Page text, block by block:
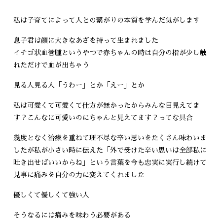
私は子育てによって人との繋がりの本質を学んだ気がします
息子君は顔に大きなあざを持って生まれました
イチゴ状血管腫というやつで赤ちゃんの時は自分の指が少し触
れただけで血が出ちゃう
見る人見る人「うわー」とか「えー」とか
私は可愛くて可愛くて仕方が無かったからみんな目見えてま
す？こんなに可愛いのにちゃんと見えてます？ってな具合
幾度となく治療を重ねて理不尽な辛い思いをたくさん味わいま
したが私が小さい時に伝えた「外で受けた辛い思いは全部私に
吐き出せばいいからね」という言葉を今も忠実に実行し続けて
見事に痛みを自分の力に変えてくれました
優しくて優しくて強い人
そうなるには痛みを味わう必要がある